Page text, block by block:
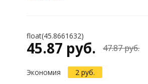
float(45.8661632)
45.87 руб. 47.87 руб.
Экономия 2 руб.